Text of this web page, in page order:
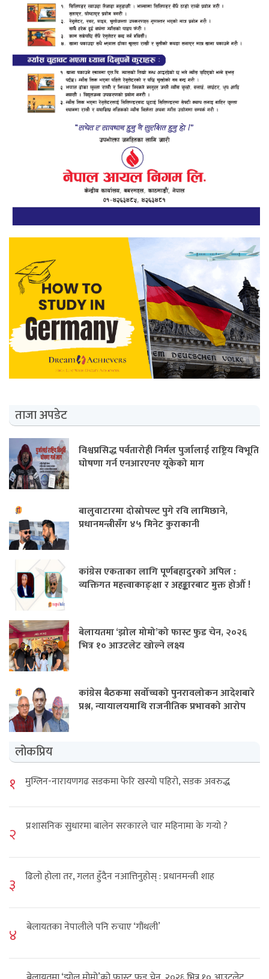
ताजा अपडेट
विश्वप्रसिद्ध पर्वतारोही निर्मल पुर्जालाई राष्ट्रिय विभूति
घोषणा गर्न एनआरएनए यूकेको माग
बालुवाटारमा दोस्रोपल्ट पुगे रवि लामिछाने,
प्रधानमन्त्रीसँग ४५ मिनेट कुराकानी
कांग्रेस एकताका लागि पूर्णबहादुरको अपिल :
व्यक्तिगत महत्त्वाकाङ्क्षा र अहङ्कारबाट मुक्त होऔँ !
बेलायतमा ‘झोल मोमो’को फास्ट फुड चेन, २०२६
भित्र १० आउटलेट खोल्ने लक्ष्य
कांग्रेस बैठकमा सर्वोच्चको पुनरावलोकन आदेशबारे
प्रश्न, न्यायालयमाथि राजनीतिक प्रभावको आरोप
लोकप्रिय
१ मुग्लिन-नारायणगढ सडकमा फेरि खस्यो पहिरो, सडक अवरुद्ध
२ प्रशासनिक सुधारमा बालेन सरकारले चार महिनामा के गर्‍यो ?
३ ढिलो होला तर, गलत हुँदैन नआत्तिनुहोस् : प्रधानमन्त्री शाह
४ बेलायतका नेपालीले पनि रुचाए ‘गौंथली’